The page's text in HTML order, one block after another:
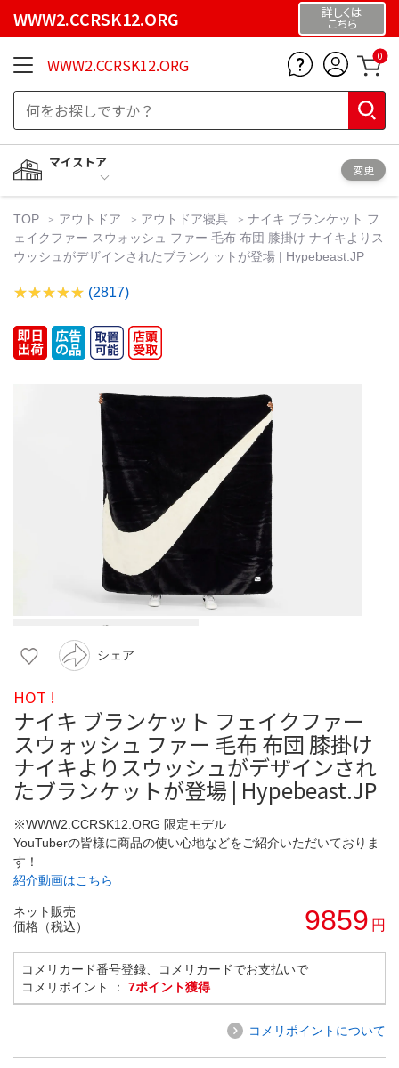
WWW2.CCRSK12.ORG 詳しくは
こちら
WWW2.CCRSK12.ORG 0
マイストア
変更
TOP アウトドア アウトドア寝具
ナイキ ブランケット フ
ェイクファー スウォッシュ ファー 毛布 布団 膝掛け ナイキよりス
ウッシュがデザインされたブランケットが登場 | Hypebeast.JP
(2817)
シェア
HOT !
ナイキ ブランケット フェイクファー
スウォッシュ ファー 毛布 布団 膝掛け
ナイキよりスウッシュがデザインされ
たブランケットが登場 | Hypebeast.JP
※WWW2.CCRSK12.ORG 限定モデル
YouTuberの皆様に商品の使い心地などをご紹介いただいておりま
す！
紹介動画はこちら
ネット販売
価格（税込）
9859 円
コメリカード番号登録、コメリカードでお支払いで
コメリポイント ： 7ポイント獲得
コメリポイントについて